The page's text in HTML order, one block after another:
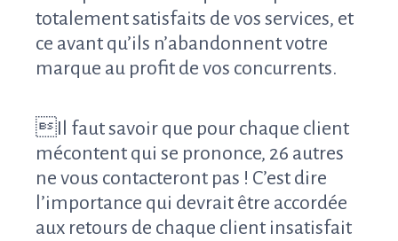
totalement satisfaits de vos services, et
ce avant qu’ils n’abandonnent votre
marque au profit de vos concurrents.
Il faut savoir que pour chaque client
mécontent qui se prononce, 26 autres
ne vous contacteront pas ! C’est dire
l’importance qui devrait être accordée
aux retours de chaque client insatisfait